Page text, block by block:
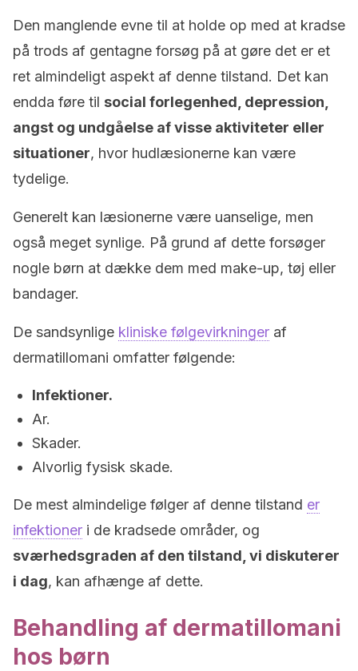
Den manglende evne til at holde op med at kradse
på trods af gentagne forsøg på at gøre det er et
ret almindeligt aspekt af denne tilstand. Det kan
endda føre til social forlegenhed, depression,
angst og undgåelse af visse aktiviteter eller
situationer, hvor hudlæsionerne kan være
tydelige.
Generelt kan læsionerne være uanselige, men
også meget synlige. På grund af dette forsøger
nogle børn at dække dem med make-up, tøj eller
bandager.
De sandsynlige kliniske følgevirkninger af
dermatillomani omfatter følgende:
Infektioner.
Ar.
Skader.
Alvorlig fysisk skade.
De mest almindelige følger af denne tilstand er
infektioner i de kradsede områder, og
sværhedsgraden af den tilstand, vi diskuterer
i dag, kan afhænge af dette.
Behandling af dermatillomani
hos børn